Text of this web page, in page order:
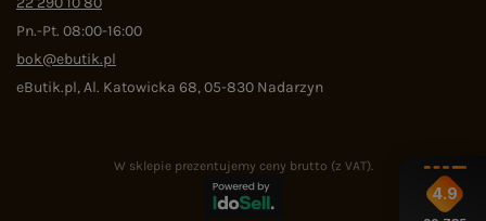
Pn.-Pt. 08:00-16:00
bok@ebutik.pl
eButik.pl,Al. Katowicka 68,05-830 Nadarzyn
W sklepie prezentujemy ceny brutto (z VAT).
4.9